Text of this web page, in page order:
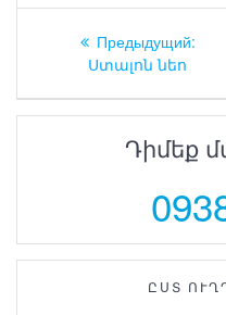
Навигация
записям
Предыдущий:
Ստալոն նեո
Դիմեք
ԸՍՏ